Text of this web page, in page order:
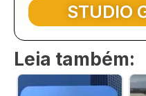
STUDIO
Leia também: